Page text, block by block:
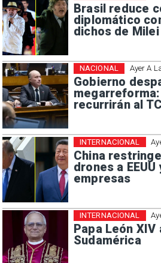
Brasil reduce
diplomático
dichos de Milei
Ayer A
Gobierno
recurrirán al TC
NACIONAL
China
drones a
empresas
INTERNACIONAL
Papa León
Sudamérica
INTERNACIONAL